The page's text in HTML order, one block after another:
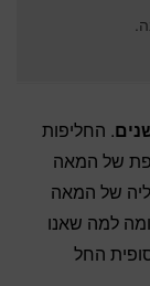
. החליפות
של המאה
של המאה
למה שאנו
החל